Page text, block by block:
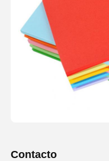
Contacto